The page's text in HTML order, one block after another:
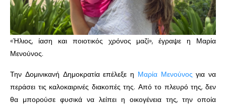
«Ήλιος, ίαση και ποιοτικός χρόνος μαζί», έγραψε η Μαρία
Μενούνος.
Την Δομινικανή Δημοκρατία επέλεξε η Μαρία Μενούνος για να
περάσει τις καλοκαιρινές διακοπές της. Από το πλευρό της, δεν
θα μπορούσε φυσικά να λείπει η οικογένεια της, την οποία